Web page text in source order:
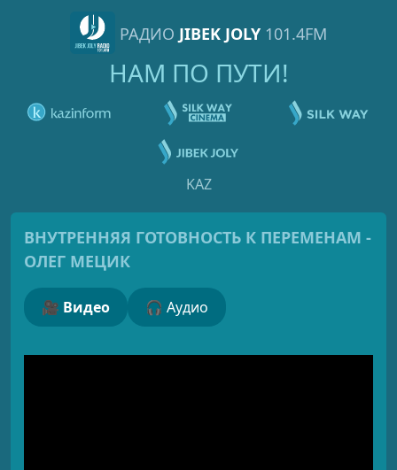
РАДИО JIBEK JOLY 101.4FM
НАМ ПО ПУТИ!
KAZ
ВНУТРЕННЯЯ ГОТОВНОСТЬ К ПЕРЕМЕНАМ -
ОЛЕГ МЕЦИК
🎥 Видео 🎧 Аудио